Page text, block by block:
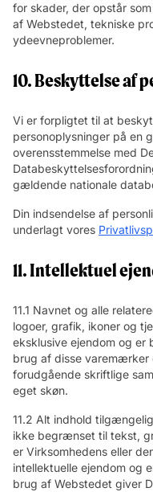
for skader, der opstår
af Webstedet, tekniske
ydeevneproblemer.
10. Beskyttelse af
Vi er forpligtet til at
personoplysninger på en
overensstemmelse med
gældende nationale
Din indsendelse af
underlagt vores
11. Intellektuel
11.1 Navnet og alle
logoer, grafik, ikoner og
eksklusive ejendom og
brug af disse
forudgående skriftlige
eget skøn.
11.2 Alt indhold
ikke begrænset til tekst,
er Virksomhedens eller
intellektuelle ejendom og
brug af Webstedet giver